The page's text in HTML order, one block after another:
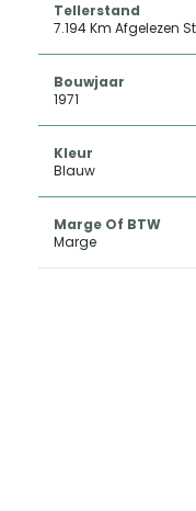
Tellerstand
7.194 Km Afgelezen
Bouwjaar
1971
Kleur
Blauw
Marge Of BTW
Marge